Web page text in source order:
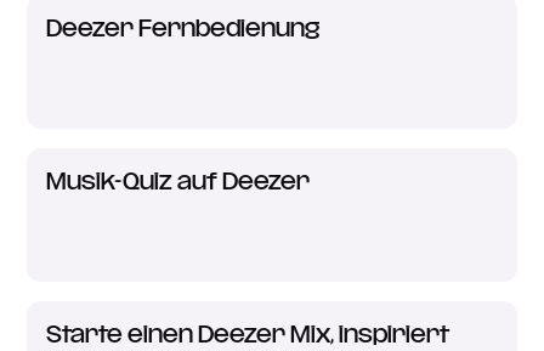
Deezer Fernbedienung
Musik-Quiz auf Deezer
Starte einen Deezer Mix, inspiriert